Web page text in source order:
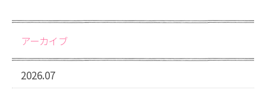
アーカイブ
2026.07